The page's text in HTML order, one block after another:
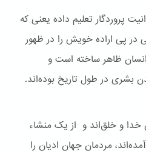
پروردگار تعلیم داده یعنی که
پی اراده خویش را در ظهور
انسان ظاهر ساخته است و
بشری در طول تاریخ بوده‌اند.
خدا و خلق‌اند و از یک منشاء
مردمان جهان ادیان را